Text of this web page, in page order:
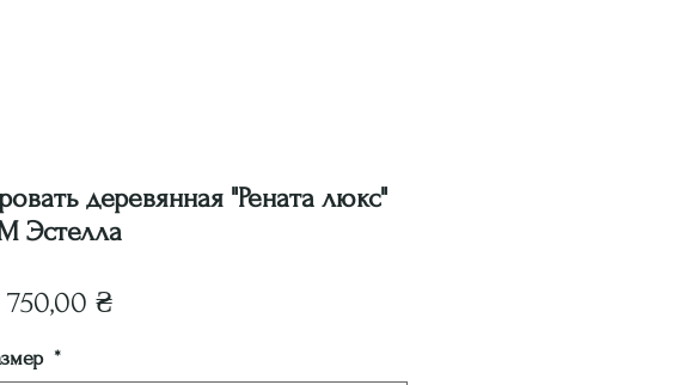
деревянная "Рената люкс"
Эстелла
₴Цена
*